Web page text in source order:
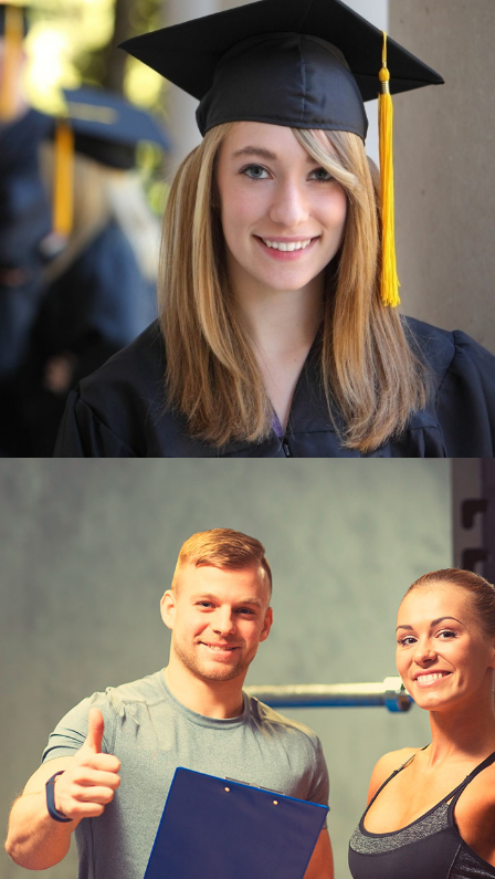
ЛУЧШИЕ УЧЕБНЫЕ ДОСТИЖЕНИЯ
Узнать больше
ЮКИОР
ПРОФЕССИОНАЛЬНЫЙ
ТРЕНЕРСКИЙ СОСТАВ